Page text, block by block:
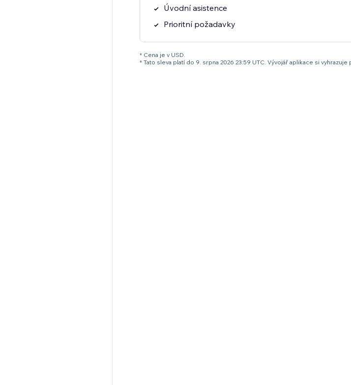
Úvodní asistence
Prioritní požadavky
* Cena je v USD.
* Tato sleva platí do 9. srpna 2026 23:59 UTC. Vývojář aplikace si